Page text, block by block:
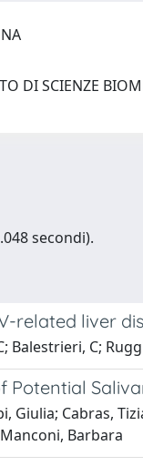
DI SCIENZE
secondi).
related liver
Balestrieri, C;
Giulia; Cabras,
Barbara